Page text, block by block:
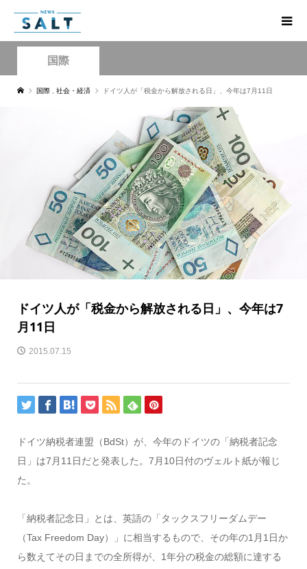
国際
国際 社会・経済 ドイツ人が「税金から解放される日」、今年は7月11日
ドイツ人が「税金から解放される日」、今年は7
月11日
2015.07.15
ドイツ納税者連盟（BdSt）が、今年のドイツの「納税者記念
日」は7月11日だと発表した。7月10日付のヴェルト紙が報じ
た。
「納税者記念日」とは、英語の「タックスフリーダムデー
（Tax Freedom Day）」に相当するもので、その年の1月1日か
ら数えてその日までの全所得が、1年分の税金の総額に達する